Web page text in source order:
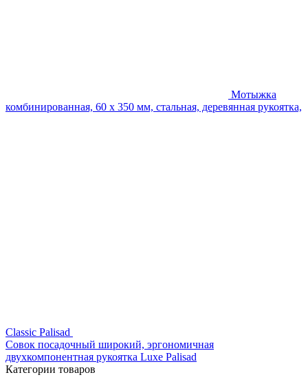
Мотыжка
комбинированная, 60 х 350 мм, стальная, деревянная рукоятка,
Classic Palisad
Совок посадочный широкий, эргономичная
двухкомпонентная рукоятка Luxe Palisad
Категории товаров